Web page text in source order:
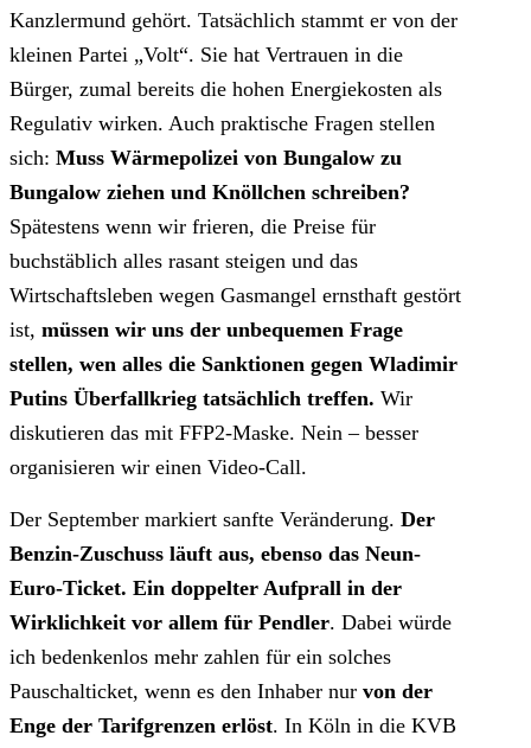
Kanzlermund gehört. Tatsächlich stammt er von der
kleinen Partei „Volt“. Sie hat Vertrauen in die
Bürger, zumal bereits die hohen Energiekosten als
Regulativ wirken. Auch praktische Fragen stellen
sich: Muss Wärmepolizei von Bungalow zu
Bungalow ziehen und Knöllchen schreiben?
Spätestens wenn wir frieren, die Preise für
buchstäblich alles rasant steigen und das
Wirtschaftsleben wegen Gasmangel ernsthaft gestört
ist, müssen wir uns der unbequemen Frage
stellen, wen alles die Sanktionen gegen Wladimir
Putins Überfallkrieg tatsächlich treffen. Wir
diskutieren das mit FFP2-Maske. Nein – besser
organisieren wir einen Video-Call.
Der September markiert sanfte Veränderung. Der
Benzin-Zuschuss läuft aus, ebenso das Neun-
Euro-Ticket. Ein doppelter Aufprall in der
Wirklichkeit vor allem für Pendler. Dabei würde
ich bedenkenlos mehr zahlen für ein solches
Pauschalticket, wenn es den Inhaber nur von der
Enge der Tarifgrenzen erlöst. In Köln in die KVB